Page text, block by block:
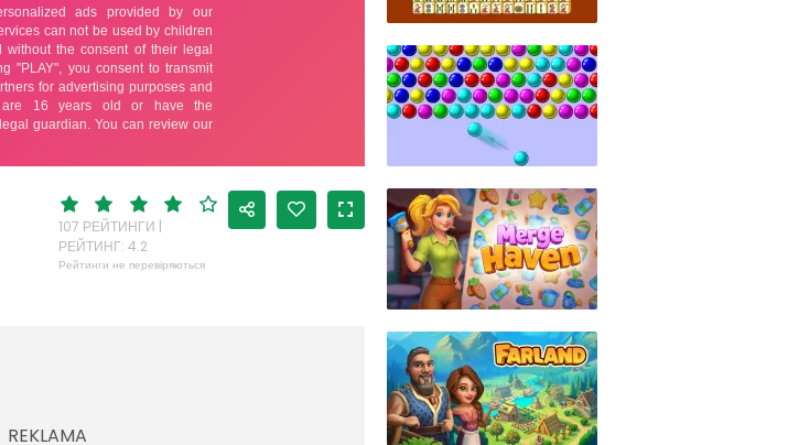
107 РЕЙТИНГИ |
РЕЙТИНГ: 4.2
Рейтинги не перевіряються